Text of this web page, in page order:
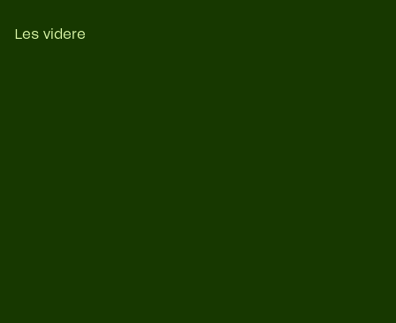
Les videre